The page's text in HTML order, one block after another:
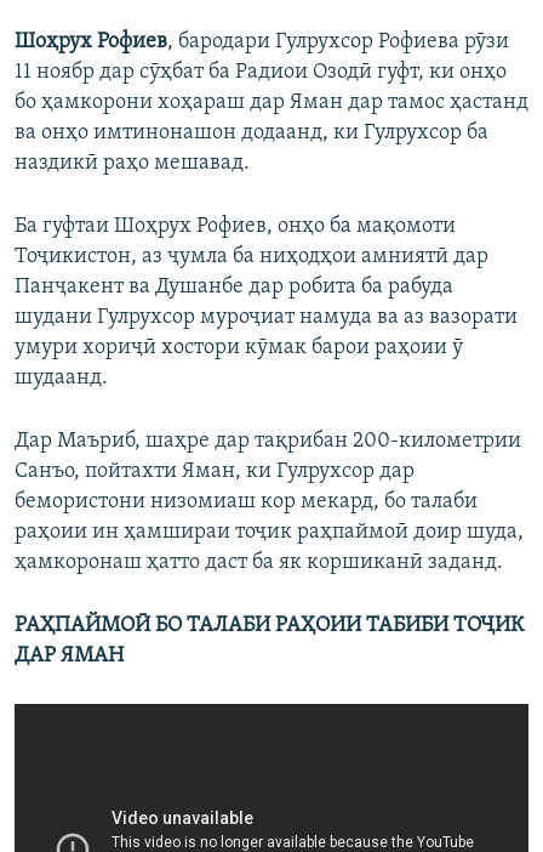
Шоҳрух Рофиев, бародари Гулрухсор Рофиева рӯзи
11 ноябр дар сӯҳбат ба Радиои Озодӣ гуфт, ки онҳо
бо ҳамкорони хоҳараш дар Яман дар тамос ҳастанд
ва онҳо имтинонашон додаанд, ки Гулрухсор ба
наздикӣ раҳо мешавад.
Ба гуфтаи Шоҳрух Рофиев, онҳо ба мақомоти
Тоҷикистон, аз ҷумла ба ниҳодҳои амниятӣ дар
Панҷакент ва Душанбе дар робита ба рабуда
шудани Гулрухсор муроҷиат намуда ва аз вазорати
умури хориҷӣ хостори кӯмак барои раҳоии ӯ
шудаанд.
Дар Маъриб, шаҳре дар тақрибан 200-километрии
Санъо, пойтахти Яман, ки Гулрухсор дар
бемористони низомиаш кор мекард, бо талаби
раҳоии ин ҳамшираи тоҷик раҳпаймоӣ доир шуда,
ҳамкоронаш ҳатто даст ба як коршиканӣ заданд.
РАҲПАЙМОӢ БО ТАЛАБИ РАҲОИИ ТАБИБИ ТОҶИК
ДАР ЯМАН